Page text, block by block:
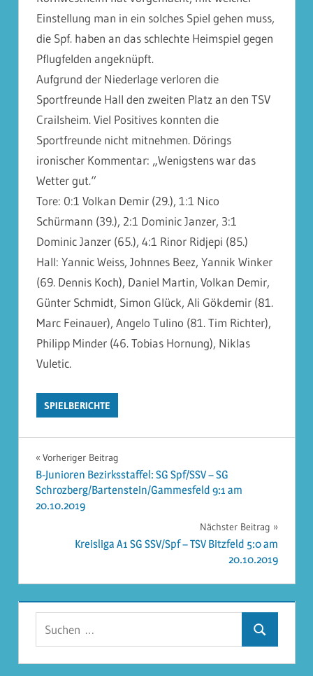
Einstellung man in ein solches Spiel gehen muss,
die Spf. haben an das schlechte Heimspiel gegen
Pflugfelden angeknüpft.
Aufgrund der Niederlage verloren die
Sportfreunde Hall den zweiten Platz an den TSV
Crailsheim. Viel Positives konnten die
Sportfreunde nicht mitnehmen. Dörings
ironischer Kommentar: „Wenigstens war das
Wetter gut.“
Tore: 0:1 Volkan Demir (29.), 1:1 Nico
Schürmann (39.), 2:1 Dominic Janzer, 3:1
Dominic Janzer (65.), 4:1 Rinor Ridjepi (85.)
Hall: Yannic Weiss, Johnnes Beez, Yannik Winker
(69. Dennis Koch), Daniel Martin, Volkan Demir,
Günter Schmidt, Simon Glück, Ali Gökdemir (81.
Marc Feinauer), Angelo Tulino (81. Tim Richter),
Philipp Minder (46. Tobias Hornung), Niklas
Vuletic.
SPIELBERICHTE
Beitragsnavigation
Vorheriger Beitrag
B-Junioren Bezirksstaffel: SG Spf/SSV – SG
Schrozberg/Bartenstein/Gammesfeld 9:1 am
20.10.2019
Nächster Beitrag
Kreisliga A1 SG SSV/Spf – TSV Bitzfeld 5:0 am
20.10.2019
Suchen